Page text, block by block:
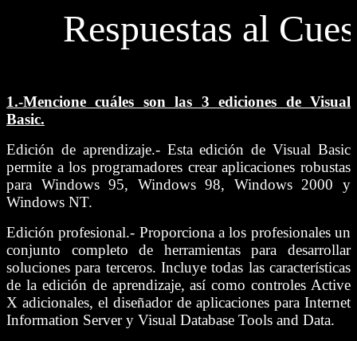
Respuestas al
1.-Mencione cuáles son las 3 ediciones de Visual
Basic.
Edición de aprendizaje.- Esta edición de Visual Basic
permite a los programadores crear aplicaciones robustas
para Windows 95, Windows 98, Windows 2000 y
Windows NT.
Edición profesional.- Proporciona a los profesionales un
conjunto completo de herramientas para desarrollar
soluciones para terceros. Incluye todas las características
de la edición de aprendizaje, así como controles Active
X adicionales, el diseñador de aplicaciones para Internet
Information Server y Visual Database Tools and Data.